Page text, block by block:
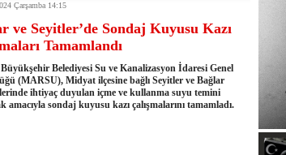
en büyük olumsuzluklardan biri de sanal
40 Yıllık Ana İsale Hattını Yeniliyor
itfaiye aracının altında kalan itfaiye eri öldü
çağrısını yineledi
2027'nin ikinci yarısında hizmete açacağız
husumet barışla son buldu
Çarşamba 14:15
ve Seyitler’de Sondaj Kuyusu Kazı
Tamamlandı
Belediyesi Su ve Kanalizasyon İdaresi Genel
(MARSU), Midyat ilçesine bağlı Seyitler ve Bağlar
ihtiyaç duyulan içme ve kullanma suyu temini
amacıyla sondaj kuyusu kazı çalışmalarını tamamladı.